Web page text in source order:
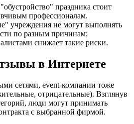
праздника стоит
профессионалам.
учреждения не могут выполнять
по разным причинам;
снижает такие риски.
в Интернете
сетями, event-компании тоже
отрицательные). Взглянув
люди могут принимать
с выбранной фирмой.